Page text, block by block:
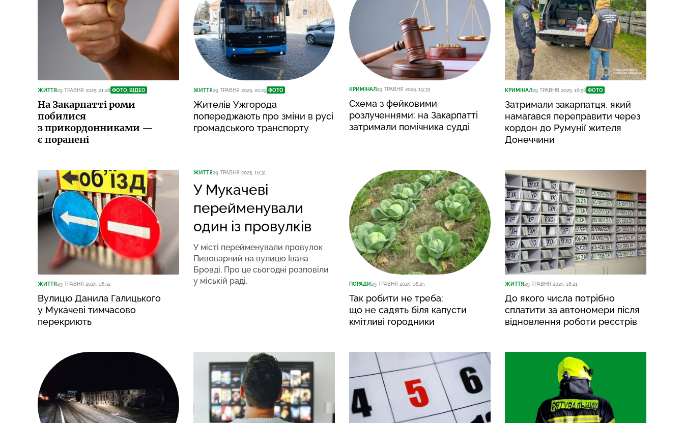
ЖИТТЯ29 ТРАВНЯ 2025, 21:28 ФОТО, ВІДЕО
На Закарпатті роми
побилися
з прикордонниками —
є поранені
ЖИТТЯ29 ТРАВНЯ 2025, 20:29 ФОТО
Жителів Ужгорода
попереджають про зміни в русі
громадського транспорту
КРИМІНАЛ29 ТРАВНЯ 2025, 19:33
Схема з фейковими
розлученнями: на Закарпатті
затримали помічника судді
КРИМІНАЛ29 ТРАВНЯ 2025, 16:58 ФОТО
Затримали закарпатця, який
намагався переправити через
кордон до Румунії жителя
Донеччини
ЖИТТЯ29 ТРАВНЯ 2025, 16:52
Вулицю Данила Галицького
у Мукачеві тимчасово
перекриють
ЖИТТЯ29 ТРАВНЯ 2025, 16:31
У Мукачеві
перейменували
один із провулків
У місті перейменували провулок
Пивоварний на вулицю Івана
Бровді. Про це сьогодні розповіли
у міській раді.
ПОРАДИ29 ТРАВНЯ 2025, 16:25
Так робити не треба:
що не садять біля капусти
кмітливі городники
ЖИТТЯ29 ТРАВНЯ 2025, 16:21
До якого числа потрібно
сплатити за автономери після
відновлення роботи реєстрів